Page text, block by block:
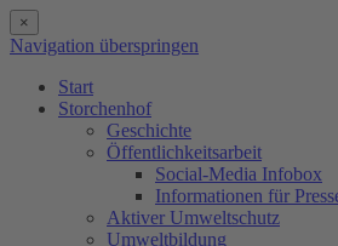
×
Navigation überspringen
Start
Storchenhof
Geschichte
Öffentlichkeitsarbeit
Social-Media Infobox
Informationen für
Aktiver Umweltschutz
Umweltbildung